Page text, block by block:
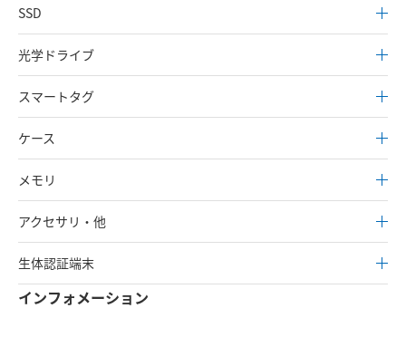
SSD
光学ドライブ
スマートタグ
ケース
メモリ
アクセサリ・他
生体認証端末
インフォメーション